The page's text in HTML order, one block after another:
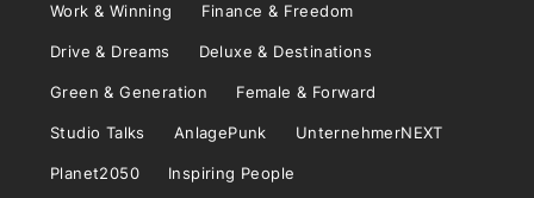
Work & Winning Finance & Freedom
Drive & Dreams Deluxe & Destinations
Green & Generation Female & Forward
Studio Talks AnlagePunk UnternehmerNEXT
Planet2050 Inspiring People